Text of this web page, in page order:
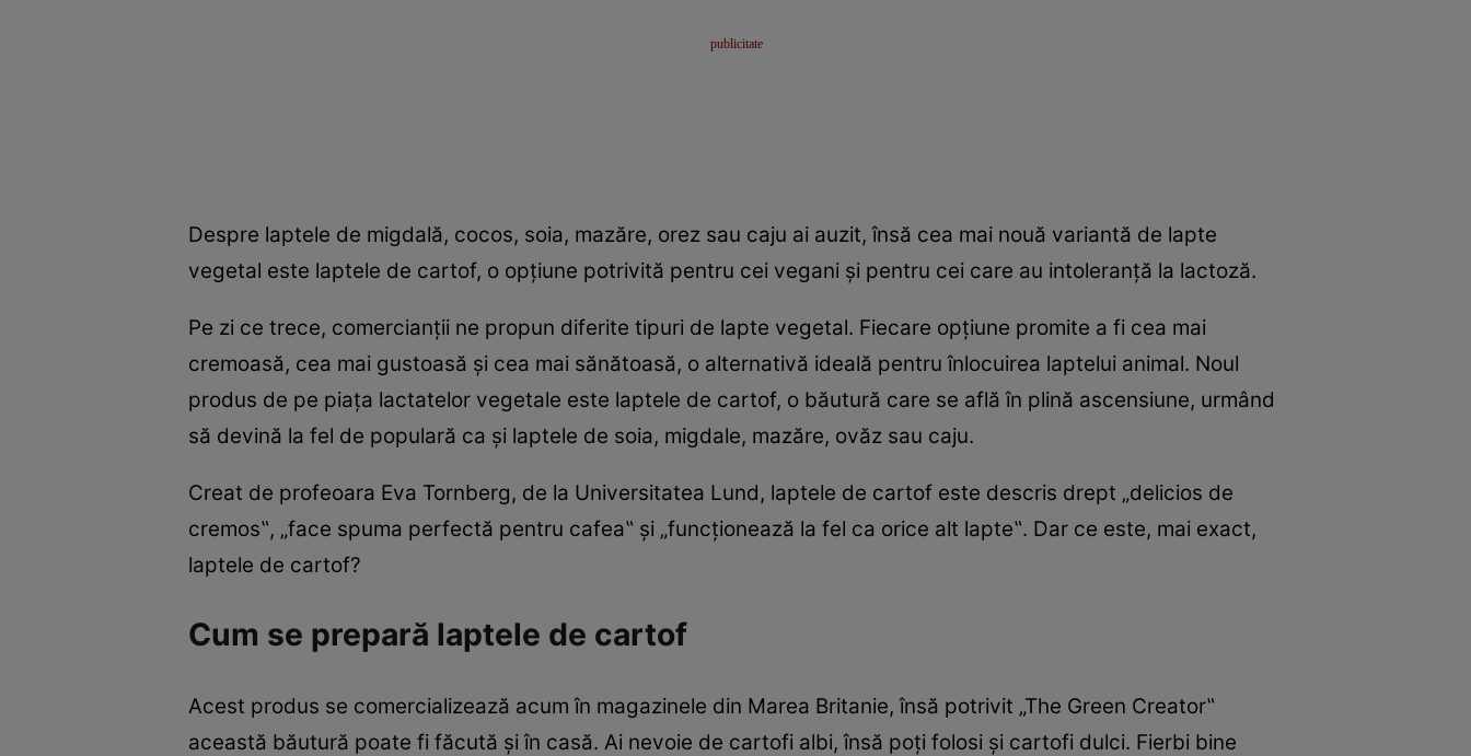
Despre laptele de migdală, cocos, soia, mazăre, orez sau caju ai auzit, însă cea mai nouă variantă de lapte
vegetal este laptele de cartof, o opţiune potrivită pentru cei vegani şi pentru cei care au intoleranţă la lactoză.
Pe zi ce trece, comercianţii ne propun diferite tipuri de lapte vegetal. Fiecare opţiune promite a fi cea mai
cremoasă, cea mai gustoasă şi cea mai sănătoasă, o alternativă ideală pentru înlocuirea laptelui animal. Noul
produs de pe piaţa lactatelor vegetale este laptele de cartof, o băutură care se află în plină ascensiune, urmând
să devină la fel de populară ca şi laptele de soia, migdale, mazăre, ovăz sau caju.
Creat de profeoara Eva Tornberg, de la Universitatea Lund, laptele de cartof este descris drept „delicios de
cremos‟, „face spuma perfectă pentru cafea‟ şi „funcţionează la fel ca orice alt lapte‟. Dar ce este, mai exact,
laptele de cartof?
Cum se prepară laptele de cartof
Acest produs se comercializează acum în magazinele din Marea Britanie, însă potrivit „The Green Creator‟
această băutură poate fi făcută şi în casă. Ai nevoie de cartofi albi, însă poţi folosi şi cartofi dulci. Fierbi bine